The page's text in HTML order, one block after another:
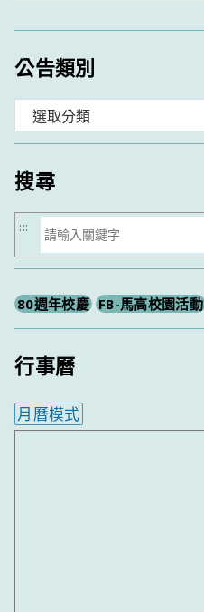
公告類別
類
搜尋
搜
尋
:::
80週年校慶 FB-馬高校園活動
行事曆
月曆模式